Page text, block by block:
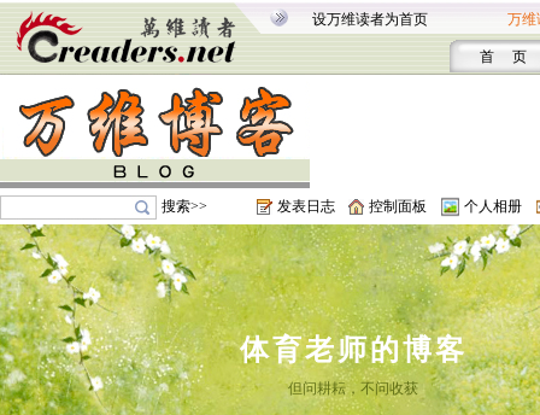
设万维读者为首页 万维
首 页
搜索>> 发表日志 控制面板 个人相册
体育老师的博客
但问耕耘，不问收获